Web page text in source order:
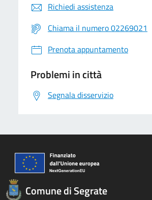
Richiedi assistenza
Chiama il numero 02269021
Prenota appuntamento
Problemi in città
Segnala disservizio
Comune di Segrate